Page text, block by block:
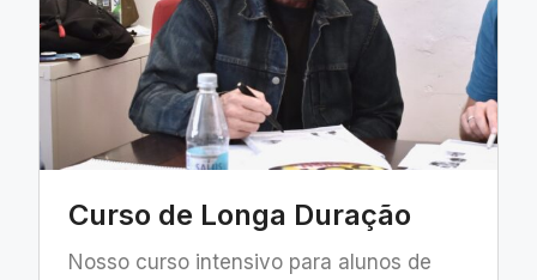
Curso de Longa Duração
Nosso curso intensivo para alunos de